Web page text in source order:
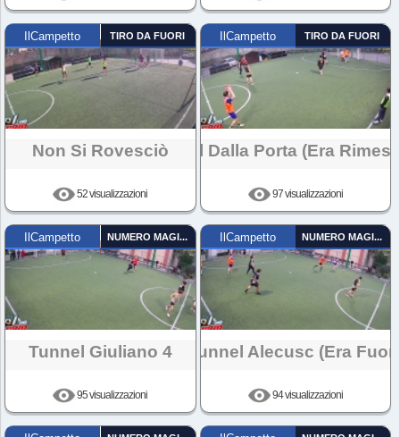
IlCampetto TIRO DA FUORI
Non Si Rovesciò
52 visualizzazioni
IlCampetto TIRO DA FUORI
Gol Dalla Porta (era
97 visualizzazioni
IlCampetto NUMERO MAGICO
Tunnel Giuliano 4
95 visualizzazioni
IlCampetto NUMERO MAGICO
Tunnel Alecusc (era
94 visualizzazioni